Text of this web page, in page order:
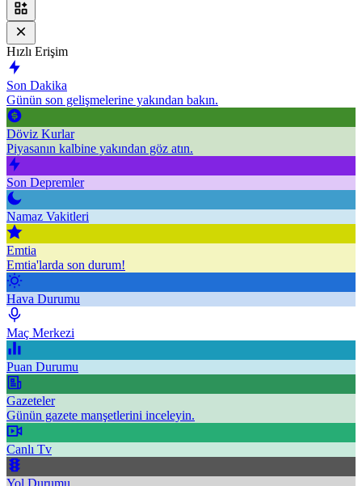
Hızlı Erişim
Son Dakika
Günün son gelişmelerine yakından bakın.
Döviz Kurlar
Piyasanın kalbine yakından göz atın.
Son Depremler
Namaz Vakitleri
Emtia
Emtia'larda son durum!
Hava Durumu
Maç Merkezi
Puan Durumu
Gazeteler
Günün gazete manşetlerini inceleyin.
Canlı Tv
Yol Durumu